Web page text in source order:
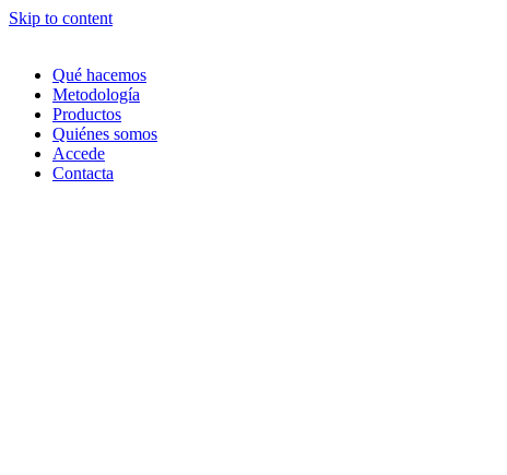
Skip to content
Qué hacemos
Metodología
Productos
Quiénes somos
Accede
Contacta